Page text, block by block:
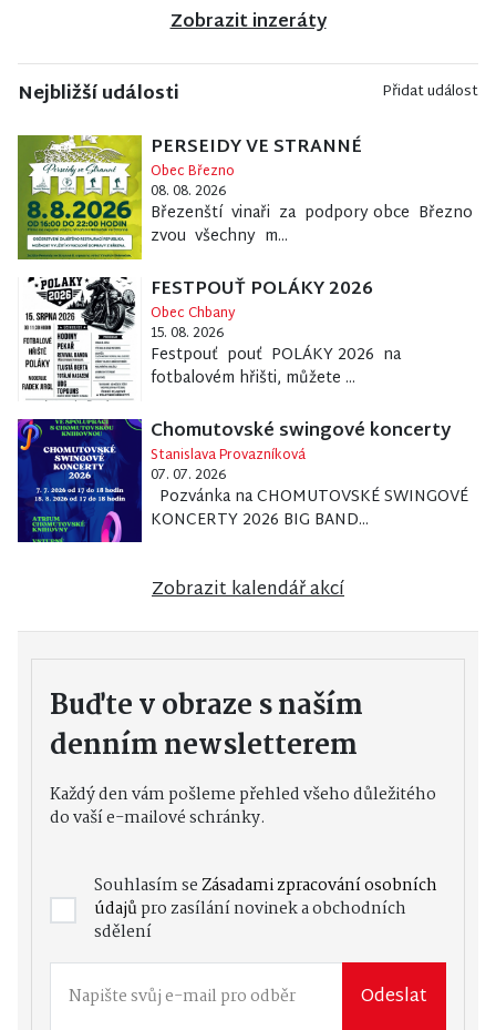
Zobrazit inzeráty
Nejbližší události Přidat událost
PERSEIDY VE STRANNÉ
Obec Březno
08. 08. 2026
Březenští vinaři za podpory obce Březno
zvou všechny m...
FESTPOUŤ POLÁKY 2026
Obec Chbany
15. 08. 2026
Festpouť pouť POLÁKY 2026 na
fotbalovém hřišti, můžete ...
Chomutovské swingové koncerty
Stanislava Provazníková
07. 07. 2026
Pozvánka na CHOMUTOVSKÉ SWINGOVÉ
KONCERTY 2026 BIG BAND...
Zobrazit kalendář akcí
Buďte v obraze s naším
denním newsletterem
Každý den vám pošleme přehled všeho důležitého
do vaší e-mailové schránky.
Souhlasím seZásadami zpracování osobních
údajůpro zasílání novinek a obchodních
sdělení
Odeslat